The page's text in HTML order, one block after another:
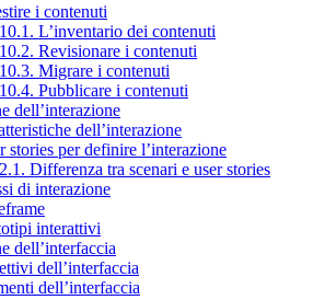
i contenuti
L’inventario dei contenuti
Revisionare i contenuti
Migrare i contenuti
Pubblicare i contenuti
dell’interazione
dell’interazione
stories per definire l’interazione
Differenza tra scenari e user stories
di interazione
interattivi
dell’interfaccia
dell’interfaccia
dell’interfaccia